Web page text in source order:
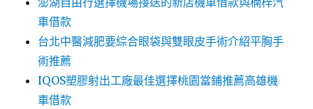
車借款
台北中醫減肥要綜合眼袋與雙眼皮手術介紹平胸手
術推薦
IQOS塑膠射出工廠最佳選擇桃園當鋪推薦高雄機
車借款